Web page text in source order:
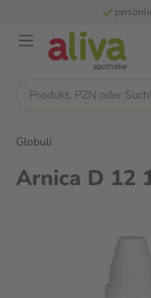
persönliche
Globuli
Arnica D 12